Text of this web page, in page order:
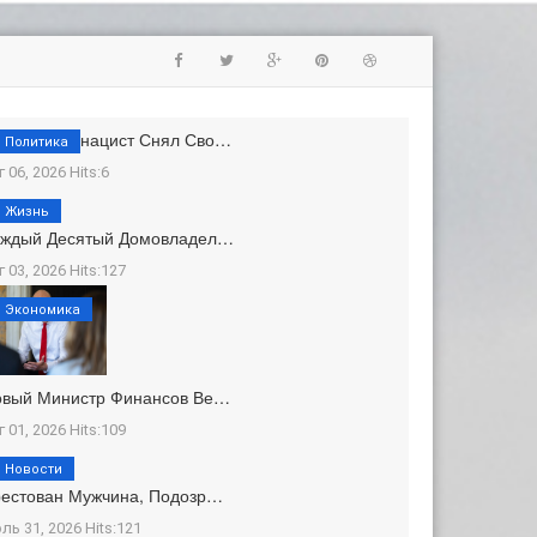
Неонацист Снял Сво…
06, 2026 Hits:6
Политика
Десятый Домовладел…
03, 2026 Hits:127
Жизнь
Министр Финансов Ве…
01, 2026 Hits:109
Экономика
Мужчина, Подозр…
31, 2026 Hits:121
Новости